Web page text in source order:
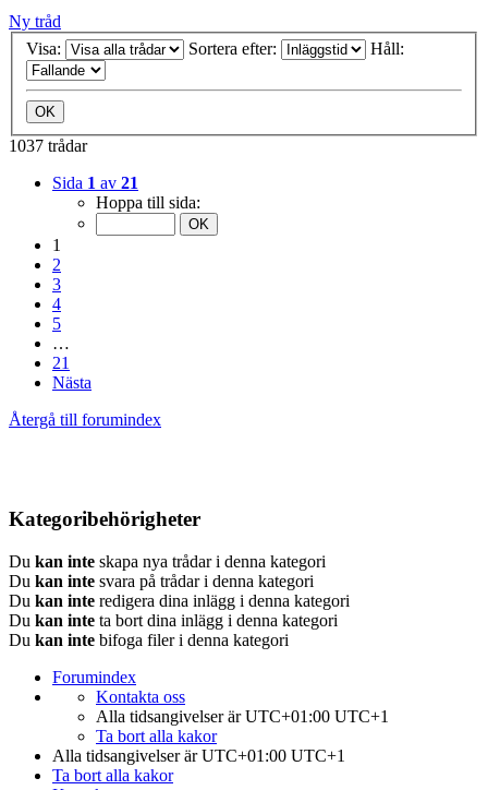
Ny tråd
Visa:
Sortera efter: Håll:
1037 trådar
Sida 1 av 21
Hoppa till sida:
1
2
3
4
5
…
21
Nästa
Återgå till forumindex
Kategoribehörigheter
Du kan inte skapa nya trådar i denna kategori
Du kan inte svara på trådar i denna kategori
Du kan inte redigera dina inlägg i denna kategori
Du kan inte ta bort dina inlägg i denna kategori
Du kan inte bifoga filer i denna kategori
Forumindex
Kontakta oss
Alla tidsangivelser är UTC+01:00 UTC+1
Ta bort alla kakor
Alla tidsangivelser är UTC+01:00 UTC+1
Ta bort alla kakor